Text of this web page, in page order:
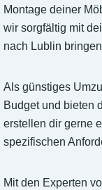
Montage deiner
wir sorgfältig mit
nach Lublin
Als günstiges
Budget und bieten
erstellen dir gerne
spezifischen
Mit den Experten